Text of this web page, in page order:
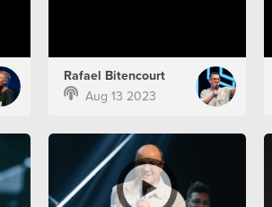
Rafael Bitencourt
Aug 13 2023